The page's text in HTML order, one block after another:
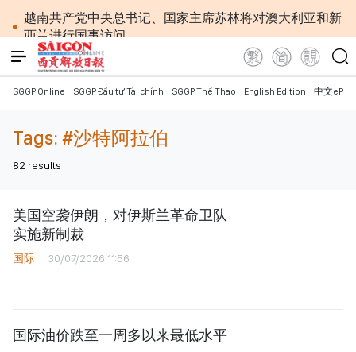
越南共产党中央总书记、国家主席苏林将对澳大利亚和新
西兰进行国事访问
政府总理黎明兴：网络安全必须做到“维护系统”与
“保护人员”紧密结合
越南政府总理黎明兴会见马来西亚国防部长
党中央总书记、国家主席苏林：建设一部科学严谨、
越南国会常务委员会会议：提交国会审议通过设立广
宁市和北宁市《决议》
政府总理黎明兴：外交部门为构建有利于发展的对外
格局作出贡献
架构模式相适应的乡级军事指挥部
SGGP Online SGGP Đầu tư Tài chính SGGP Thể Thao English Edition 中文
Tags: #沙特阿拉伯
82 results
美国空袭伊朗，对伊斯兰革命卫队
实施新制裁
国际 30/07/2026 11:56
国际油价跌至一周多以来最低水平